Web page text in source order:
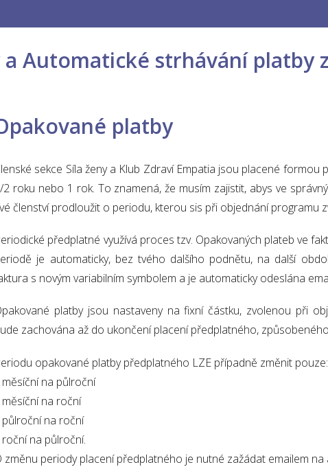
Automatické strhávání platby
platby
sekce Síla ženy a Klub Zdraví Empatia jsou placené
2 roku nebo 1 rok. To znamená, že musím zajistit, abys ve
členství prodloužit o periodu, kterou sis při objednání programu
předplatné využívá proces tzv. Opakovaných plateb ve
je automaticky, bez tvého dalšího podnětu, na další
s novým variabilním symbolem a je automaticky odeslána
platby jsou nastaveny na fixní částku, zvolenou při
zachována až do ukončení placení předplatného,
opakované platby předplatného LZE případně změnit pouze:
měsíční na půlroční
měsíční na roční
půlroční na roční
roční na půlroční.
změnu periody placení předplatného je nutné zažádat emailem na